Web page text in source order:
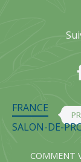
FRANCE
SALON-DE-
COMMENT